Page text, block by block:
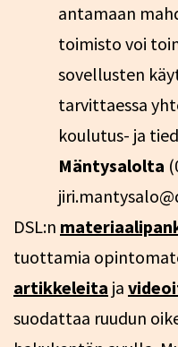
antamaan
toimisto voi
sovellusten
tarvittaessa
koulutus- ja
Mäntysalolta
DSL:n
tuottamia
artikkeleita ja
suodattaa ruudun